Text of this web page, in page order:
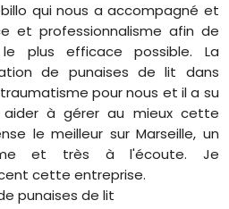
qui nous a accompagné et
et professionnalisme afin de
plus efficace possible. La
de punaises de lit dans
pour nous et il a su
à gérer au mieux cette
le meilleur sur Marseille, un
et très à l'écoute. Je
cette entreprise.
punaises de lit